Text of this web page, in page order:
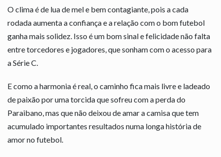
O clima é de lua de mel e bem contagiante, pois a cada
rodada aumenta a confiança e a relação com o bom futebol
ganha mais solidez. Isso é um bom sinal e felicidade não falta
entre torcedores e jogadores, que sonham com o acesso para
a Série C.
E como a harmonia é real, o caminho fica mais livre e ladeado
de paixão por uma torcida que sofreu com a perda do
Paraibano, mas que não deixou de amar a camisa que tem
acumulado importantes resultados numa longa história de
amor no futebol.